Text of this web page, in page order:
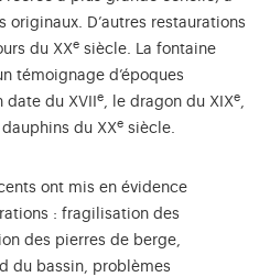
originaux. D’autres restaurations
du XXe siècle. La fontaine
témoignage d’époques
du XVII
e, le dragon du XIXe,
du XXe siècle.
ont mis en évidence
: fragilisation des
des pierres de berge,
du bassin, problèmes